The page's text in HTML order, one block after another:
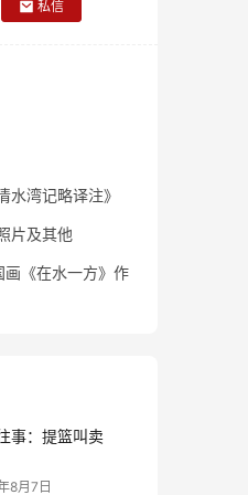
私信
水湾记略译注》
片及其他
画《在水一方》作
事：提篮叫卖
8月7日